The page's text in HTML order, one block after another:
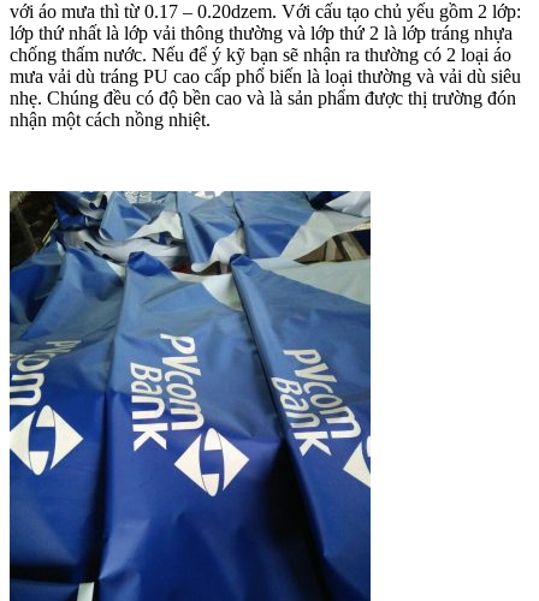
với áo mưa thì từ 0.17 – 0.20dzem. Với cấu tạo chủ yếu gồm 2 lớp:
lớp thứ nhất là lớp vải thông thường và lớp thứ 2 là lớp tráng nhựa
chống thấm nước. Nếu để ý kỹ bạn sẽ nhận ra thường có 2 loại áo
mưa vải dù tráng PU cao cấp phổ biến là loại thường và vải dù siêu
nhẹ. Chúng đều có độ bền cao và là sản phẩm được thị trường đón
nhận một cách nồng nhiệt.